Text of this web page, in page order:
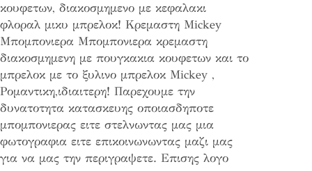
i
g
i
n
a
l
p
r
i
c
ρ
έ
χ
ο
υ
σ
α
τ
ι
μ
κουφετων, διακοσμημενο με κεφαλακι
φλοραλ μικυ μπρελοκ! Κρεμαστη Mickey
Μπομπονιερα Μπομπονιερα κρεμαστη
διακοσμημενη με πουγκακια κουφετων και το
μπρελοκ με το ξυλινο μπρελοκ Mickey ,
Ρομαντικη,ιδιαιτερη! Παρεχουμε την
δυνατοτητα κατασκευης οποιασδηποτε
μπομπονιερας ειτε στελνωντας μας μια
φωτογραφια ειτε επικοινωνωντας μαζι μας
για να μας την περιγραψετε. Επισης λογο